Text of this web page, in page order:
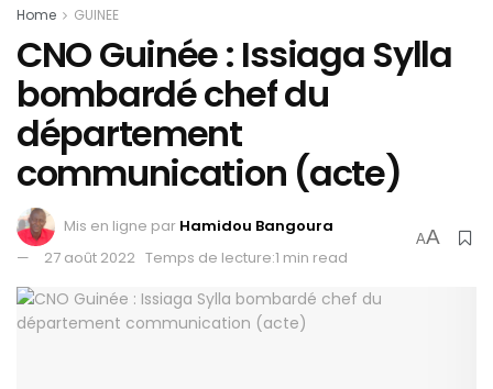
Home GUINEE
CNO Guinée : Issiaga Sylla
bombardé chef du
département
communication (acte)
Mis en ligne par Hamidou Bangoura
27 août 2022 Temps de lecture:1 min read
AA